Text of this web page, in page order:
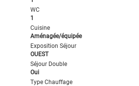
WC
1
Cuisine
Aménagée/équipée
Exposition Séjour
OUEST
Séjour Double
Oui
Type Chauffage